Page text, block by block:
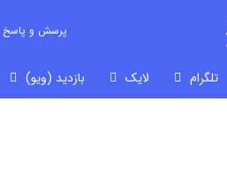
پرسش و پاسخ
تلگرام لایک بازدید (ویو)